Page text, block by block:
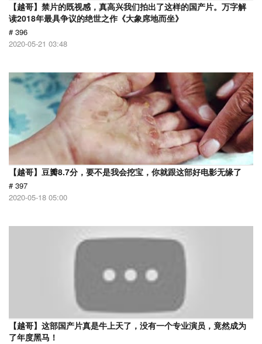
【越哥】禁片的既视感，真高兴我们拍出了这样的国产片。万字解
读2018年最具争议的绝世之作《大象席地而坐》
# 396
2020-05-21 03:48
【越哥】豆瓣8.7分，要不是我会挖宝，你就跟这部好电影无缘了
# 397
2020-05-18 05:00
【越哥】这部国产片真是牛上天了，没有一个专业演员，竟然成为
了年度黑马！